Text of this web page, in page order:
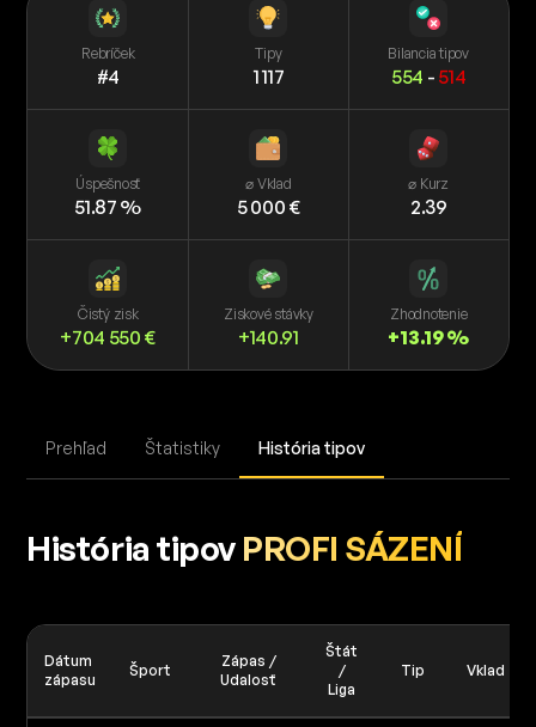
Rebríček
#4
Tipy
1 117
Bilancia tipov
554 - 514
Úspešnosť
51.87 %
⌀ Vklad
5 000 €
⌀ Kurz
2.39
Čistý zisk
+704 550 €
Ziskové stávky
+140.91
Zhodnotenie
+13.19 %
Prehľad Štatistiky História tipov
História tipov PROFI SÁZENÍ
Dátum
zápasu
Šport
Zápas /
Udalosť
Štát
/
Liga
Tip Vklad